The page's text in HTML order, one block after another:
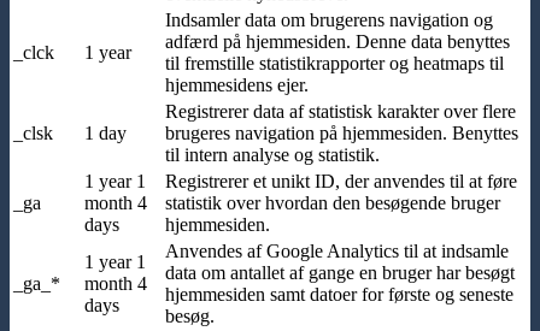
_clck 1 year
Indsamler data om brugerens navigation og
adfærd på hjemmesiden. Denne data benyttes
til fremstille statistikrapporter og heatmaps til
hjemmesidens ejer.
_clsk 1 day
Registrerer data af statistisk karakter over flere
brugeres navigation på hjemmesiden. Benyttes
til intern analyse og statistik.
_ga
1 year 1
month 4
days
Registrerer et unikt ID, der anvendes til at føre
statistik over hvordan den besøgende bruger
hjemmesiden.
_ga_*
1 year 1
month 4
days
Anvendes af Google Analytics til at indsamle
data om antallet af gange en bruger har besøgt
hjemmesiden samt datoer for første og seneste
besøg.